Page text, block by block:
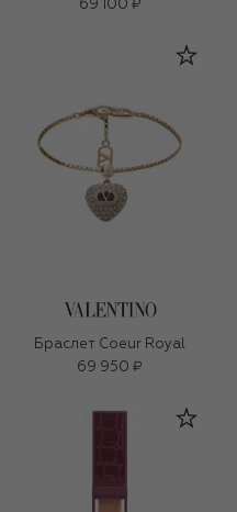
69 100 ₽
Браслет Coeur Royal
69 950 ₽